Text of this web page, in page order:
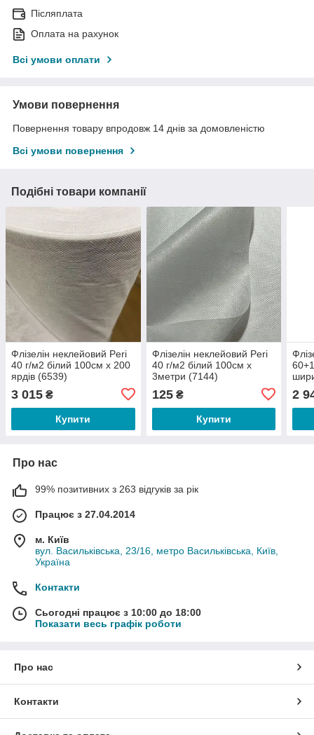
Післяплата
Оплата на рахунок
Всі умови оплати
Умови повернення
Повернення товару впродовж 14 днів за домовленістю
Всі умови повернення
Подібні товари компанії
Флізелін неклейовий Peri
40 г/м2 білий 100см х 200
ярдів (6539)
3 015 ₴
Купити
Флізелін неклейовий Peri
40 г/м2 білий 100см х
3метри (7144)
125₴
Купити
2
Про нас
99% позитивних з 263 відгуків за рік
Працює з 27.04.2014
м. Київ
вул. Васильківська, 23/16, метро Васильківська, Київ,
Україна
Контакти
Сьогодні працює з 10:00 до 18:00
Показати весь графік роботи
Про нас
Контакти